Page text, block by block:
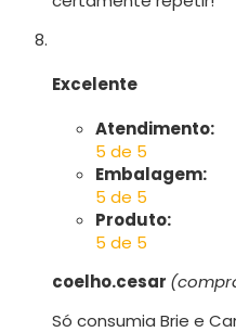
Excelente
Atendimento:
5 de 5
Embalagem:
5 de 5
Produto:
5 de 5
coelho.cesar
Só consumia Brie e